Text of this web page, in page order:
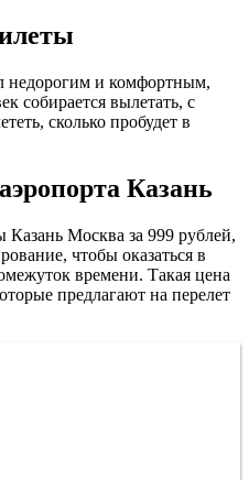
недорогим и комфортным,
собирается вылетать, с
сколько пробудет в
Казань
Казань Москва за 999 рублей,
чтобы оказаться в
времени. Такая цена
предлагают на перелет